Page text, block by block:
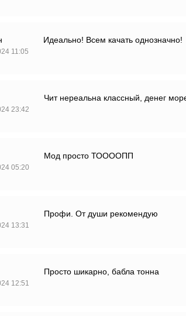
11:05
Идеально! Всем качать однозначно!
23:42
Чит нереальна классный, денег
05:20
Мод просто ТООООПП
13:31
Профи. От души рекомендую
12:51
Просто шикарно, бабла тонна